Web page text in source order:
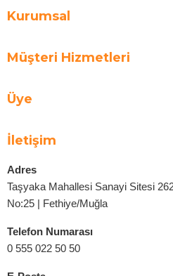
Kurumsal
Müşteri Hizmetleri
Üye
İletişim
Adres
Taşyaka Mahallesi Sanayi Sitesi
No:25 | Fethiye/Muğla
Telefon Numarası
0 555 022 50 50